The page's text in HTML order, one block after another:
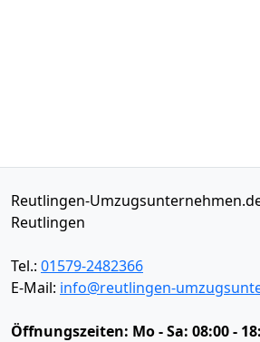
Reutlingen-
Reutlingen
Tel.: 01579-2482366
E-Mail: info@reutlingen-
Öffnungszeiten: Mo - Sa: 08:00 -